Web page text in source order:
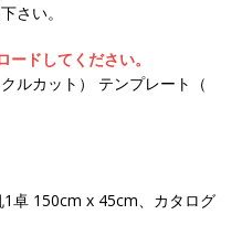
さい。
ードしてください。
ルカット） テンプレート（
卓 150cm x 45cm、カタログ